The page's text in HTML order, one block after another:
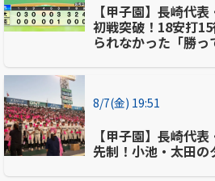
【甲子園】長崎代
初戦突破！18安打
られなかった「勝
8/7(金) 19:51
【甲子園】長崎代
先制！小池・太田の